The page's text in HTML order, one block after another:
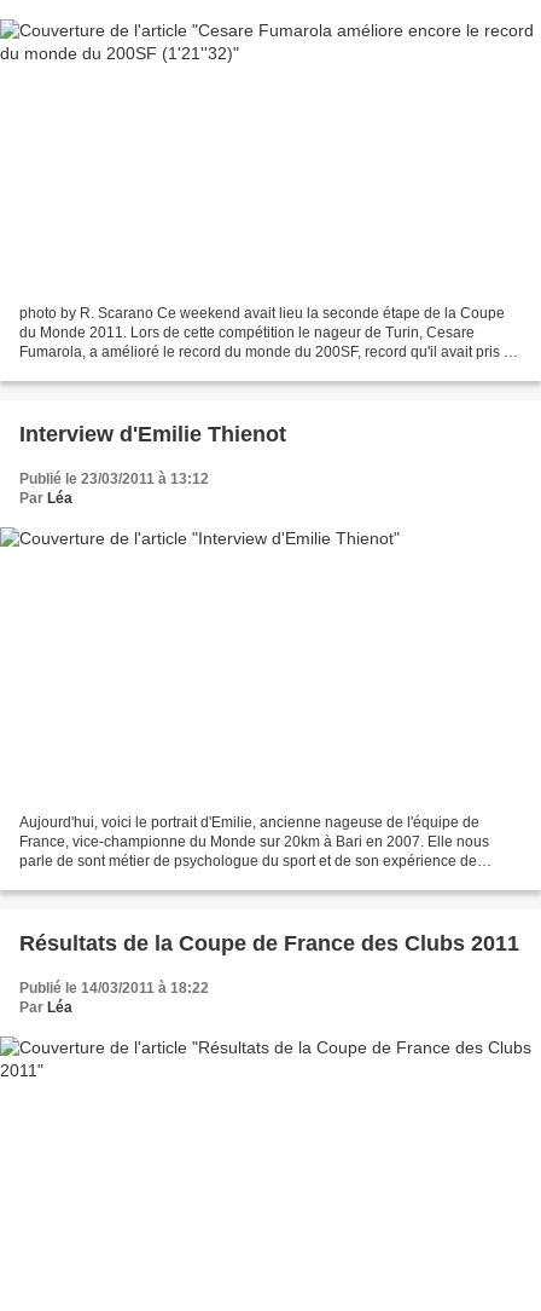
photo by R. Scarano Ce weekend avait lieu la seconde étape de la Coupe
du Monde 2011. Lors de cette compétition le nageur de Turin, Cesare
Fumarola, a amélioré le record du monde du 200SF, record qu'il avait pris à
Interview d'Emilie Thienot
Publié le 23/03/2011 à 13:12
Par Léa
Aujourd'hui, voici le portrait d'Emilie, ancienne nageuse de l'équipe de
France, vice-championne du Monde sur 20km à Bari en 2007. Elle nous
parle de sont métier de psychologue du sport et de son expérience de
Résultats de la Coupe de France des Clubs 2011
Publié le 14/03/2011 à 18:22
Par Léa